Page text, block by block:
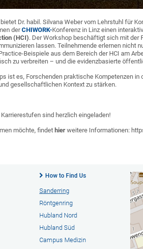
bietet Dr. habil. Silvana Weber vom Lehrstuhl für
derCHIWORK-Konferenz in Linz einen
(HCI). Der Workshop beschäftigt sich mit der
lassen. Teilnehmende erlernen nicht
Beispiele aus dem Bereich der HCI am
zu verbreiten – und die evidenzbasierte
ist es, Forschenden praktische Kompetenzen
gesellschaftlichen Kontext zu stärken.
sind herzlich eingeladen!
möchte, findet hierweitere Informationen:
How to Find Us
Sanderring
Röntgenring
Hubland Nord
Hubland Süd
Campus Medizin